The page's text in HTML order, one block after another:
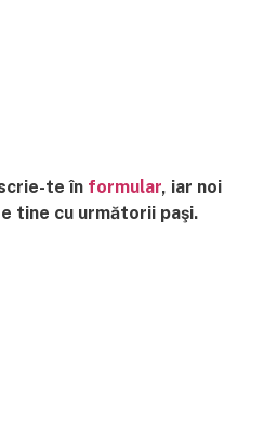
te în formular, iar noi
tine cu următorii paşi.